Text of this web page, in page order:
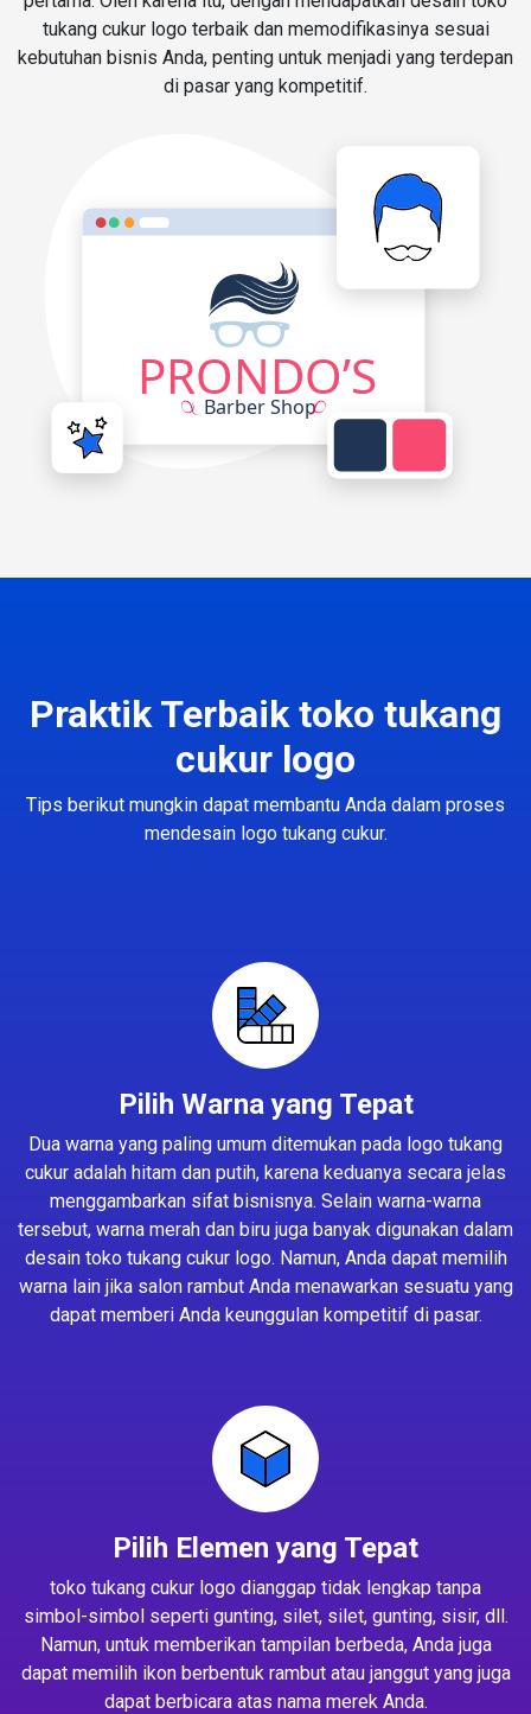
tukang cukur logo terbaik dan memodifikasinya sesuai
kebutuhan bisnis Anda, penting untuk menjadi yang terdepan
di pasar yang kompetitif.
Praktik Terbaik toko tukang
cukur logo
Tips berikut mungkin dapat membantu Anda dalam proses
mendesain logo tukang cukur.
Pilih Warna yang Tepat
Dua warna yang paling umum ditemukan pada logo tukang
cukur adalah hitam dan putih, karena keduanya secara jelas
menggambarkan sifat bisnisnya. Selain warna-warna
tersebut, warna merah dan biru juga banyak digunakan dalam
desain toko tukang cukur logo. Namun, Anda dapat memilih
warna lain jika salon rambut Anda menawarkan sesuatu yang
dapat memberi Anda keunggulan kompetitif di pasar.
Pilih Elemen yang Tepat
toko tukang cukur logo dianggap tidak lengkap tanpa
simbol-simbol seperti gunting, silet, silet, gunting, sisir, dll.
Namun, untuk memberikan tampilan berbeda, Anda juga
dapat memilih ikon berbentuk rambut atau janggut yang juga
dapat berbicara atas nama merek Anda.